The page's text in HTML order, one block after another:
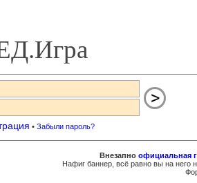
• Забыли пароль?
Внезапно официальная
Нафиг баннер, всё равно вы на